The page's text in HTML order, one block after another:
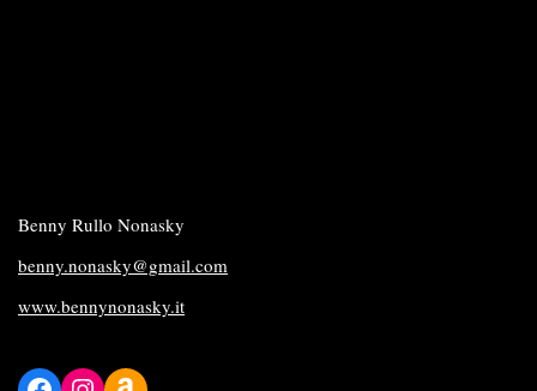
Benny Rullo Nonasky
benny.nonasky@gmail.com
www.bennynonasky.it